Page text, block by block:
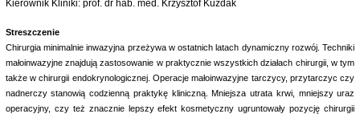
Kierownik Kliniki: prof. dr hab. med. Krzysztof Kuzdak
Streszczenie
Chirurgia minimalnie inwazyjna przeżywa w ostatnich latach dynamiczny rozwój. Techniki
małoinwazyjne znajdują zastosowanie w praktycznie wszystkich działach chirurgii, w tym
także w chirurgii endokrynologicznej. Operacje małoinwazyjne tarczycy, przytarczyc czy
nadnerczy stanowią codzienną praktykę kliniczną. Mniejsza utrata krwi, mniejszy uraz
operacyjny, czy też znacznie lepszy efekt kosmetyczny ugruntowały pozycję chirurgii